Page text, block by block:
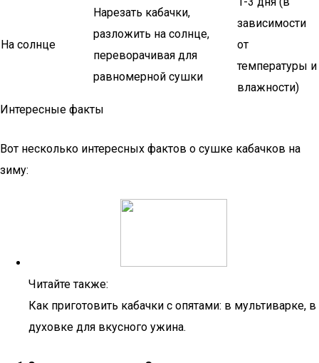
На солнце
Нарезать кабачки,
разложить на солнце,
переворачивая для
равномерной сушки
зависимости
от
температуры и
влажности)
Интересные факты
Вот несколько интересных фактов о сушке кабачков на
зиму:
Читайте также:
Как приготовить кабачки с опятами: в мультиварке, в
духовке для вкусного ужина.